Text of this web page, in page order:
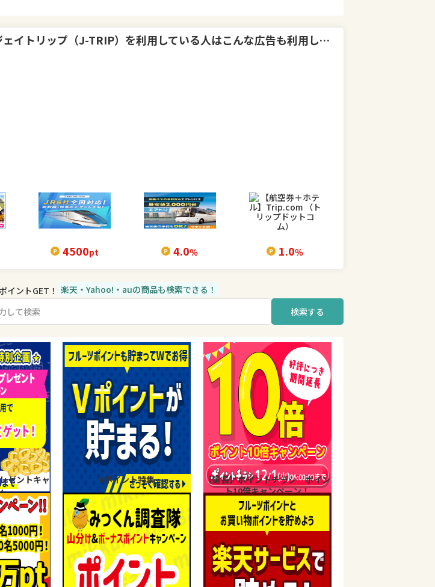
イトリップ（J-TRIP） を利用している人はこんな広告も利用しています
4500pt 4.0％ 1.0％
イントGET！ 楽天・Yahoo!・auの商品も検索できる！
検索する
ゼントキャ
Vポイント特集
【延長】ポイントチラシ ポイン
ト10倍キャンペーン！